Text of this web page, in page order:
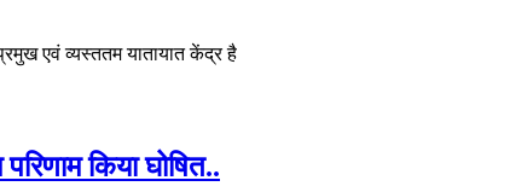
एवं व्यस्ततम यातायात केंद्र है
किया घोषित..